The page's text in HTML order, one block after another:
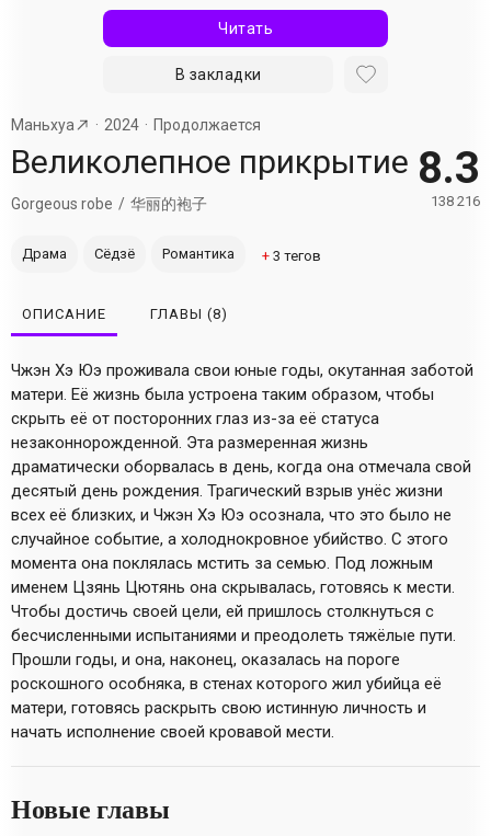
Читать
В закладки
Маньхуа 2024 Продолжается
Великолепное прикрытие
Gorgeous robe 华丽的袍子
8.3
138 216
Драма Сёдзё Романтика + 3 тегов
ОПИСАНИЕ ГЛАВЫ (8)
Чжэн Хэ Юэ проживала свои юные годы, окутанная заботой
матери. Её жизнь была устроена таким образом, чтобы
скрыть её от посторонних глаз из-за её статуса
незаконнорожденной. Эта размеренная жизнь
драматически оборвалась в день, когда она отмечала свой
десятый день рождения. Трагический взрыв унёс жизни
всех её близких, и Чжэн Хэ Юэ осознала, что это было не
случайное событие, а холоднокровное убийство. С этого
момента она поклялась мстить за семью. Под ложным
именем Цзянь Цютянь она скрывалась, готовясь к мести.
Чтобы достичь своей цели, ей пришлось столкнуться с
бесчисленными испытаниями и преодолеть тяжёлые пути.
Прошли годы, и она, наконец, оказалась на пороге
роскошного особняка, в стенах которого жил убийца её
матери, готовясь раскрыть свою истинную личность и
начать исполнение своей кровавой мести.
Новые главы